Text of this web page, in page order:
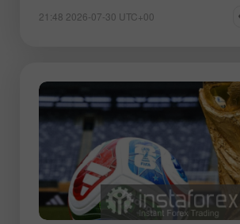
21:48 2026-07-30 UTC+00